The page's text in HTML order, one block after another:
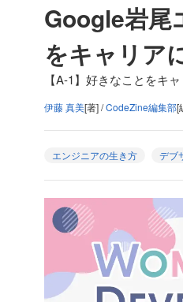
Google岩尾
をキャリア
【A-1】好きなことをキ
伊藤 真美[著] /CodeZine編集部[
エンジニアの生き方 デブ